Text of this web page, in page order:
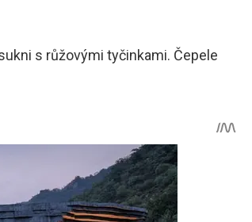
s růžovými tyčinkami. Čepele